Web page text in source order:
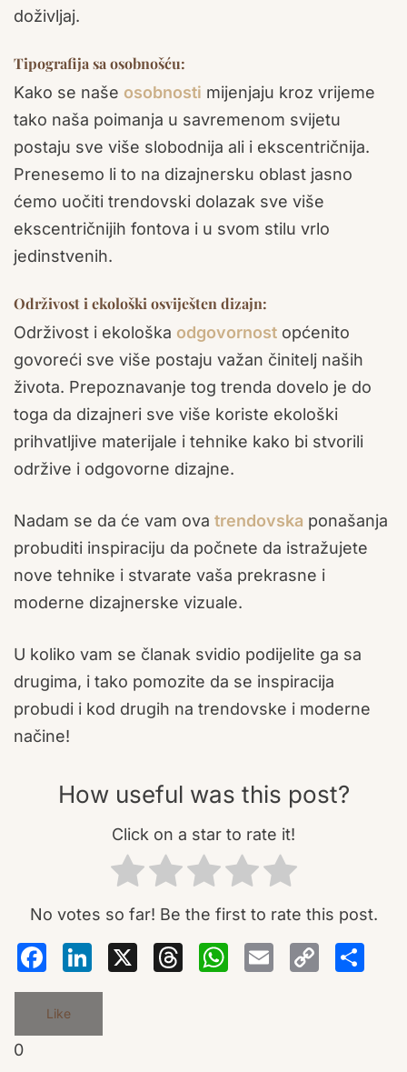
doživljaj.
Tipografija sa osobnošću:
Kako se naše osobnosti mijenjaju kroz vrijeme
tako naša poimanja u savremenom svijetu
postaju sve više slobodnija ali i ekscentričnija.
Prenesemo li to na dizajnersku oblast jasno
ćemo uočiti trendovski dolazak sve više
ekscentričnijih fontova i u svom stilu vrlo
jedinstvenih.
Održivost i ekološki osviješten dizajn:
Održivost i ekološka odgovornost općenito
govoreći sve više postaju važan činitelj naših
života. Prepoznavanje tog trenda dovelo je do
toga da dizajneri sve više koriste ekološki
prihvatljive materijale i tehnike kako bi stvorili
održive i odgovorne dizajne.
Nadam se da će vam ova trendovska ponašanja
probuditi inspiraciju da počnete da istražujete
nove tehnike i stvarate vaša prekrasne i
moderne dizajnerske vizuale.
U koliko vam se članak svidio podijelite ga sa
drugima, i tako pomozite da se inspiracija
probudi i kod drugih na trendovske i moderne
načine!
How useful was this post?
Click on a star to rate it!
No votes so far! Be the first to rate this post.
Facebook
LinkedIn
X Threads
Email
Like
0